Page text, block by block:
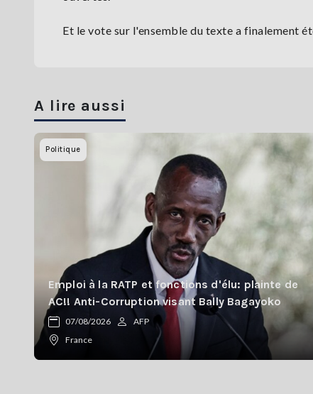
Et le vote sur l'ensemble du texte a finalement
A lire aussi
Politique
Emploi à la RATP et fonctions d'élu: plainte de
AC!! Anti-Corruption visant Bally Bagayoko
07/08/2026
AFP
France